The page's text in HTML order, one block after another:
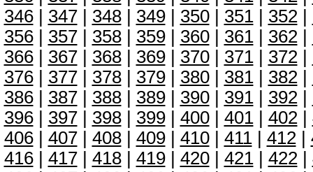
346| 347| 348| 349| 350| 351| 352|
356| 357| 358| 359| 360| 361| 362|
366| 367| 368| 369| 370| 371| 372|
376| 377| 378| 379| 380| 381| 382|
386| 387| 388| 389| 390| 391| 392|
396| 397| 398| 399| 400| 401| 402|
406| 407| 408| 409| 410| 411| 412|
416| 417| 418| 419| 420| 421| 422|